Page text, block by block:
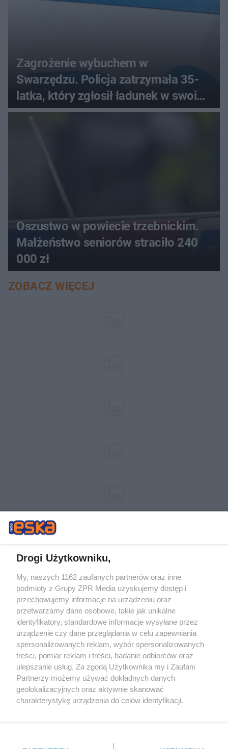
Zagrożenie wybuchem w
Swarzędzu. Policja zatrzymała 35-
latka, który zgłosił ładunek w swoim
aucie
Oszustwo w powiecie trzebnickim.
Małżeństwo seniorów straciło 240
000 zł
ZOBACZ WIĘCEJ
Żaden utwór zamieszczony w serwisie nie może być powielany i
rozpowszechniany lub dalej rozpowszechniany w jakikolwiek sposób (w
tym także elektroniczny lub mechaniczny) na jakimkolwiek polu
eksploatacji w jakiejkolwiek formie, włącznie z umieszczaniem w
Internecie bez pisemnej zgody właściciela praw. Jakiekolwiek użycie lub
wykorzystanie utworów w całości lub w części z naruszeniem prawa,
tzn. bez właściwej zgody, jest zabronione pod groźbą kary i może być
ścigane prawnie.
Drogi Użytkowniku,
My, naszych 1162 zaufanych partnerów oraz inne
podmioty z Grupy ZPR Media uzyskujemy dostęp i
przechowujemy informacje na urządzeniu oraz
przetwarzamy dane osobowe, takie jak unikalne
identyfikatory, standardowe informacje wysyłane przez
urządzenie czy dane przeglądania w celu zapewniania
spersonalizowanych reklam, wybór spersonalizowanych
treści, pomiar reklam i treści, badanie odbiorców oraz
ulepszanie usług. Za zgodą Użytkownika my i Zaufani
Partnerzy możemy używać dokładnych danych
geolokalizacyjnych oraz aktywnie skanować
charakterystykę urządzenia do celów identyfikacji.
zmienić/wycofać klikając przycisk ustawień prywatności